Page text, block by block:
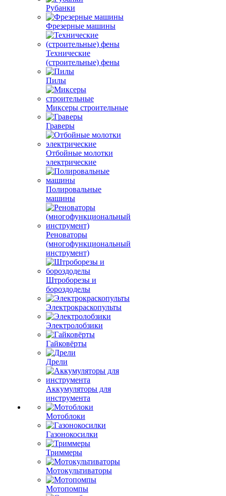
Рубанки
Фрезерные машины
Технические
(строительные) фены
Пилы
Миксеры строительные
Граверы
Отбойные молотки
электрические
Полировальные
машины
Реноваторы
(многофункциональный
инструмент)
Штроборезы и
бороздоделы
Электрокраскопульты
Электролобзики
Гайковёрты
Дрели
Аккумуляторы для
инструмента
Мотоблоки
Газонокосилки
Триммеры
Мотокультиваторы
Мотопомпы